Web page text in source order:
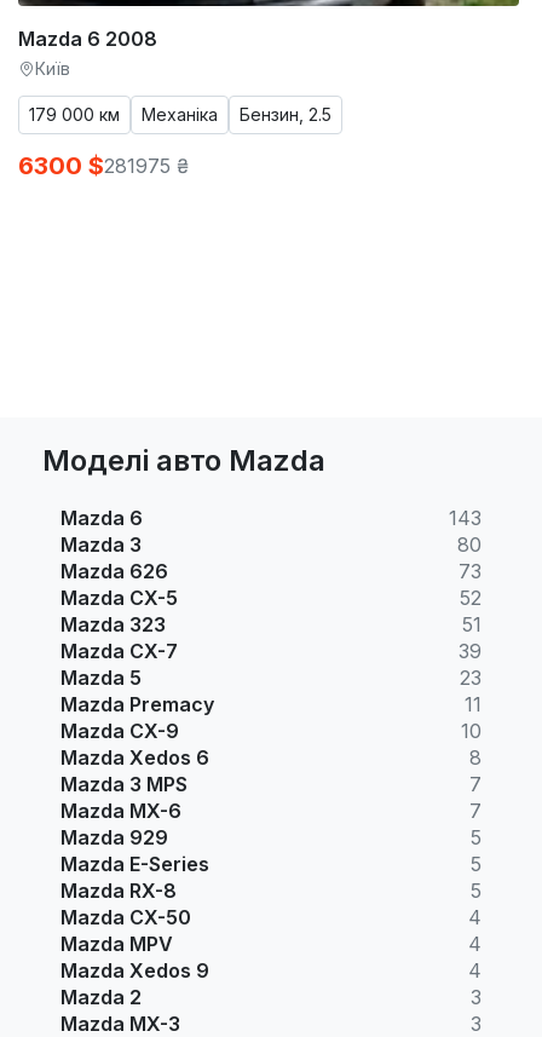
Mazda 6 2008
Київ
179 000 км Механіка Бензин, 2.5
6300 $281975 ₴
Моделі авто Mazda
Mazda 6
143
Mazda 3
80
Mazda 626
73
Mazda CX-5
52
Mazda 323
51
Mazda CX-7
39
Mazda 5
23
Mazda Premacy
11
Mazda CX-9
10
Mazda Xedos 6
8
Mazda 3 MPS
7
Mazda MX-6
7
Mazda 929
5
Mazda E-Series
5
Mazda RX-8
5
Mazda CX-50
4
Mazda MPV
4
Mazda Xedos 9
4
Mazda 2
3
Mazda MX-3
3